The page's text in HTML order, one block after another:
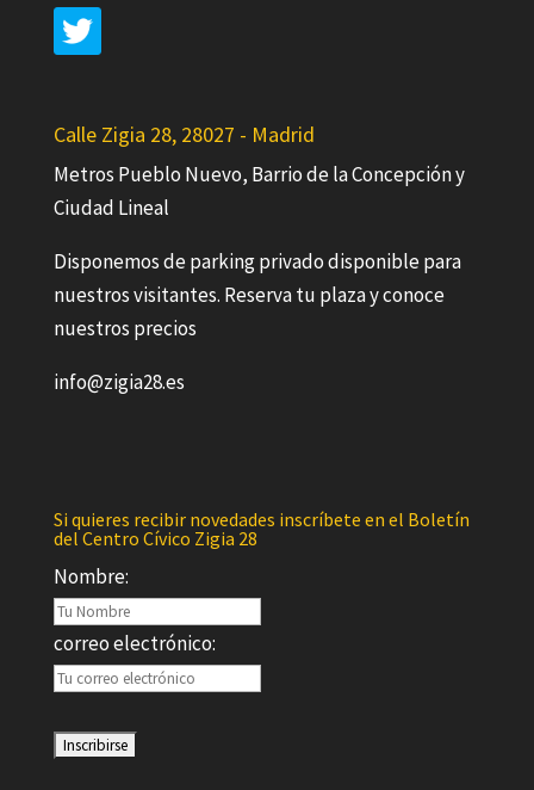
Calle Zigia 28, 28027 - Madrid
Metros Pueblo Nuevo, Barrio de la Concepción y
Ciudad Lineal
Disponemos de parking privado disponible para
nuestros visitantes. Reserva tu plaza y conoce
nuestros precios
info@zigia28.es
Si quieres recibir novedades inscríbete en el Boletín
del Centro Cívico Zigia 28
Nombre:
correo electrónico: